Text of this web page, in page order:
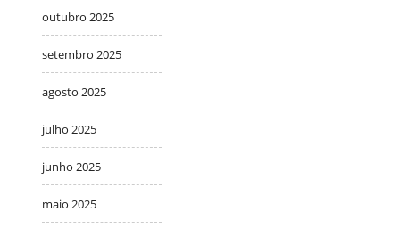
outubro 2025
setembro 2025
agosto 2025
julho 2025
junho 2025
maio 2025